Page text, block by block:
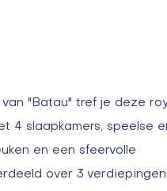
"Batau" tref je deze
4 slaapkamers, speelse
en een sfeervolle
over 3 verdiepingen,